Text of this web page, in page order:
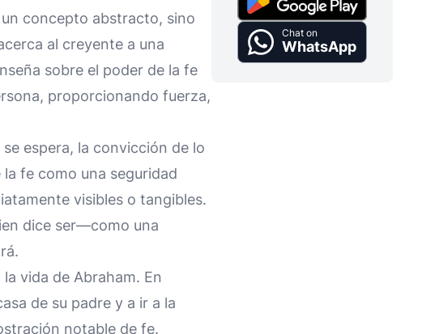
concepto abstracto, sino
al creyente a una
sobre el poder de la fe
proporcionando fuerza,
espera, la convicción de lo
la fe como una seguridad
visibles o tangibles.
dice ser—como una
vida de Abraham. En
de su padre y a ir a la
notable de fe.
Chat on
WhatsApp